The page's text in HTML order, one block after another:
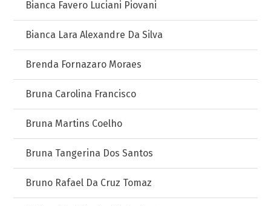
Bianca Favero Luciani Piovani
Bianca Lara Alexandre Da Silva
Brenda Fornazaro Moraes
Bruna Carolina Francisco
Bruna Martins Coelho
Bruna Tangerina Dos Santos
Bruno Rafael Da Cruz Tomaz